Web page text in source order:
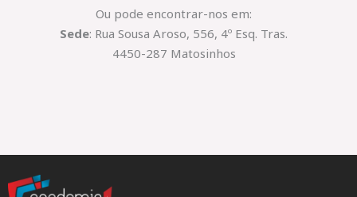
Ou pode encontrar-nos em:
Sede: Rua Sousa Aroso, 556, 4º Esq. Tras.
4450-287 Matosinhos